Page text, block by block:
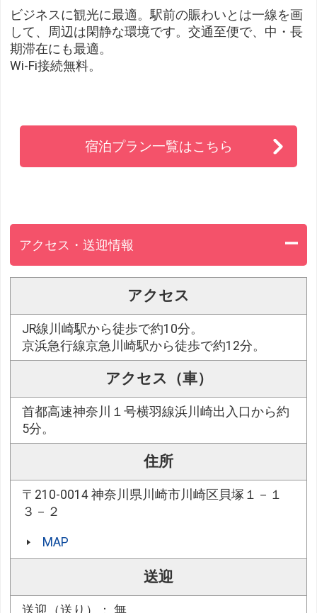
ビジネスに観光に最適。駅前の賑わいとは一線を画
して、周辺は閑静な環境です。交通至便で、中・長
期滞在にも最適。
Wi-Fi接続無料。
宿泊プラン一覧はこちら
アクセス・送迎情報
アクセス
JR線川崎駅から徒歩で約10分。
京浜急行線京急川崎駅から徒歩で約12分。
アクセス（車）
首都高速神奈川１号横羽線浜川崎出入口から約
5分。
住所
〒210-0014 神奈川県川崎市川崎区貝塚１－１
３－２
MAP
送迎